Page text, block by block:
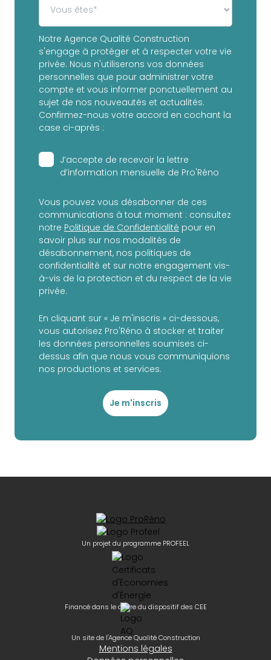
Notre Agence Qualité Construction
s'engage à protéger et à respecter votre vie
privée. Nous n'utiliserons vos données
personnelles que pour administrer votre
compte et vous informer ponctuellement au
sujet de nos nouveautés et actualités.
Confirmez-nous votre accord en cochant la
case ci-après :
J’accepte de recevoir la lettre
d’information mensuelle de Pro'Réno
Vous pouvez vous désabonner de ces
communications à tout moment : consultez
notre Politique de Confidentialité pour en
savoir plus sur nos modalités de
désabonnement, nos politiques de
confidentialité et sur notre engagement vis-
à-vis de la protection et du respect de la vie
privée.
En cliquant sur « Je m'inscris » ci-dessous,
vous autorisez Pro'Réno à stocker et traiter
les données personnelles soumises ci-
dessus afin que nous vous communiquions
nos productions et services.
Je m'inscris
Un projet du programme PROFEEL
Financé dans le cadre du dispositif des CEE
Un site de l'Agence Qualité Construction
Mentions légales